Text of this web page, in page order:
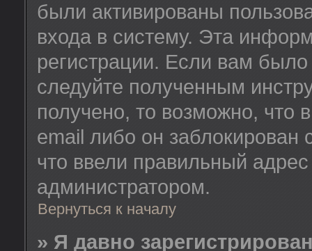
были активированы
входа в систему. Эта
регистрации. Если вам
следуйте полученным
получено, то возможно, что
email либо он
что ввели правильный
администратором.
Вернуться к началу
» Я давно